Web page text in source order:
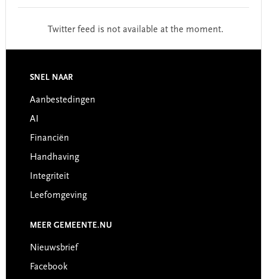
Twitter feed is not available at the moment.
Footer
SNEL NAAR
Aanbestedingen
AI
Financiën
Handhaving
Integriteit
Leefomgeving
MEER GEMEENTE.NU
Nieuwsbrief
Facebook